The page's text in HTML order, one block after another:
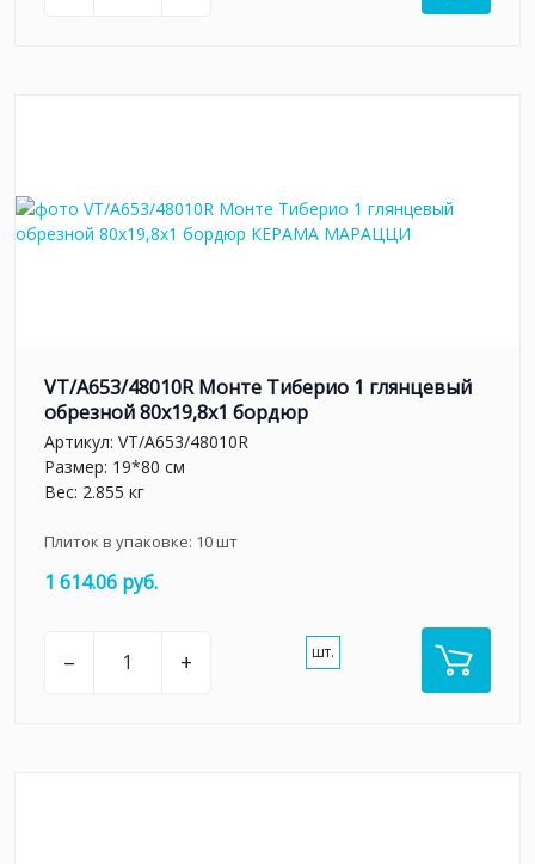
VT/A653/48010R Монте Тиберио 1 глянцевый
обрезной 80x19,8x1 бордюр
Артикул: VT/A653/48010R
Размер: 19*80 см
Вес: 2.855 кг
Плиток в упаковке: 10шт
1 614.06 руб.
– + шт.